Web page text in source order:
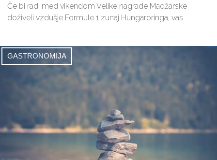
Če bi radi med vikendom Velike nagrade Madžarske
doživeli vzdušje Formule 1 zunaj Hungaroringa, vas
GASTRONOMIJA